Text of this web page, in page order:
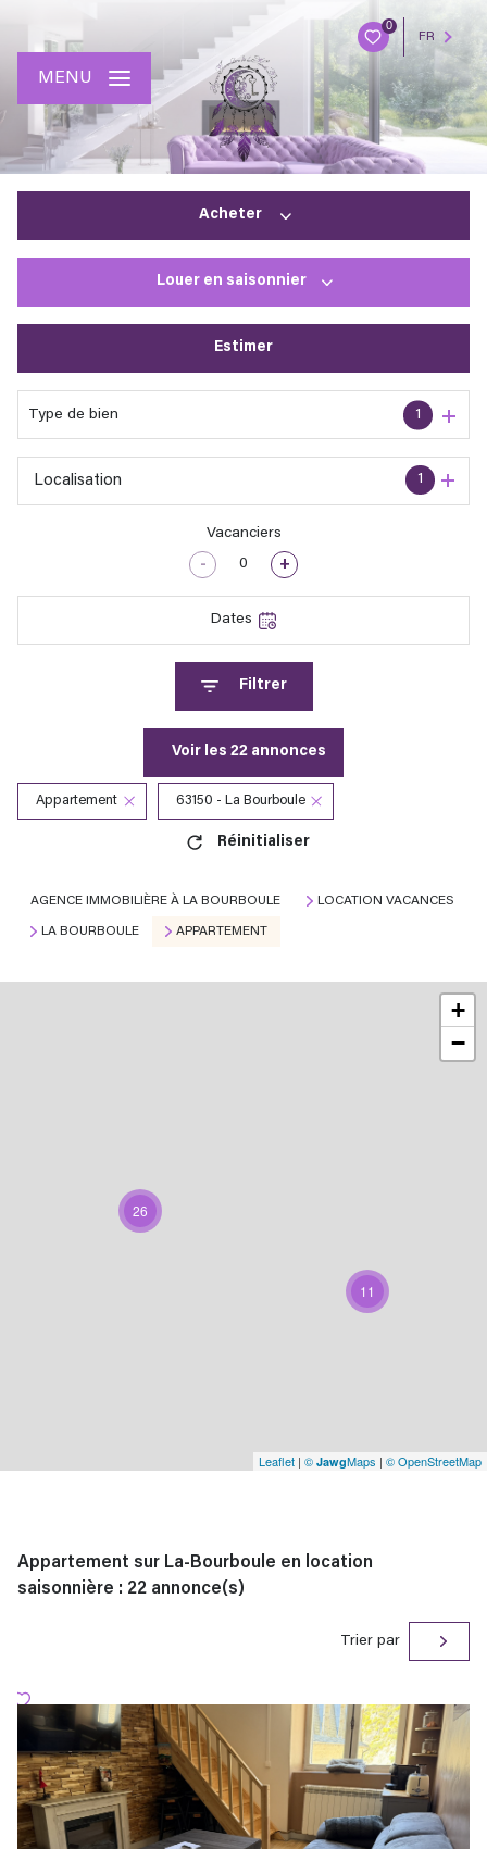
0
FR
MENU
Acheter
Louer en saisonnier
Estimer
Type de bien 1
1
Localisation
Vacanciers
- +
Dates
Filtrer
Voir les 22 annonces
Appartement 63150 - La Bourboule
Réinitialiser
AGENCE IMMOBILIÈRE À LA BOURBOULE LOCATION VACANCES
LA BOURBOULE APPARTEMENT
26
11
+
−
Leaflet | © JawgMaps | © OpenStreetMap
Appartement sur La-Bourboule en location
saisonnière : 22 annonce(s)
Trier par